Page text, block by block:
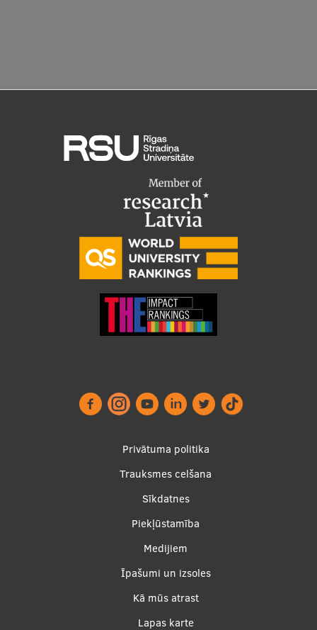
Privātuma politika
Trauksmes celšana
Sīkdatnes
Piekļūstamība
Medijiem
Īpašumi un izsoles
Kā mūs atrast
Lapas karte